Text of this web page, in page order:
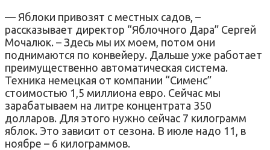
— Яблоки привозят с местных садов, –
рассказывает директор “Яблочного Дара” Сергей
Мочалюк. – Здесь мы их моем, потом они
поднимаются по конвейеру. Дальше уже работает
преимущественно автоматическая система.
Техника немецкая от компании “Сименс”
стоимостью 1,5 миллиона евро. Сейчас мы
зарабатываем на литре концентрата 350
долларов. Для этого нужно сейчас 7 килограмм
яблок. Это зависит от сезона. В июле надо 11, в
ноябре – 6 килограммов.